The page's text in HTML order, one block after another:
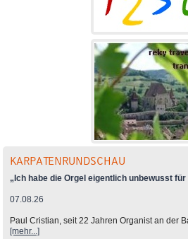
KARPATENRUNDSCHAU
„Ich habe die Orgel eigentlich unbewusst
07.08.26
Paul Cristian, seit 22 Jahren Organist an der
[mehr...]